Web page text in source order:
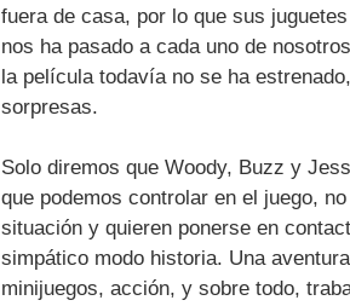
fuera de casa, por lo que sus
nos ha pasado a cada uno de
la película todavía no se ha
sorpresas.
Solo diremos que Woody, Buzz y
que podemos controlar en el juego,
situación y quieren ponerse en
simpático modo historia. Una
minijuegos, acción, y sobre todo,